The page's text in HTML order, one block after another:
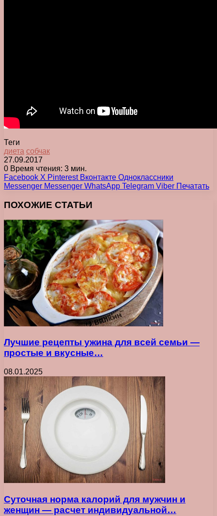
Теги
диета собчак
27.09.2017
0 Время чтения: 3 мин.
Facebook X Pinterest Вконтакте Одноклассники
Messenger Messenger WhatsApp Telegram Viber Печатать
ПОХОЖИЕ СТАТЬИ
Лучшие рецепты ужина для всей семьи —
простые и вкусные…
08.01.2025
Суточная норма калорий для мужчин и
женщин — расчет индивидуальной…